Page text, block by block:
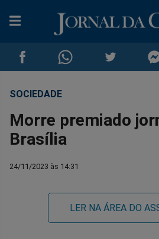
Compartilhar
no
Compartilhar
no
no
SOCIEDADE
Morre premiado
Brasília
24/11/2023 às 14:31
LER NA ÁREA DO